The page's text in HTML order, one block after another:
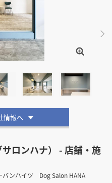
会社様へ
討中の方へ
情報へ
ロンハナ） - 店舗・施
バンハイツ Dog Salon HANA